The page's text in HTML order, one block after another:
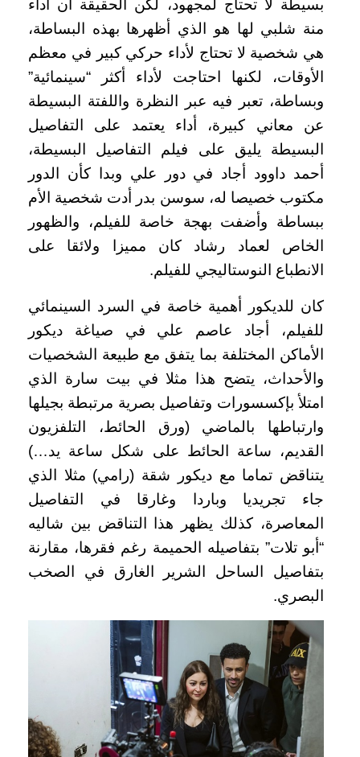
بسيطة لا تحتاج لمجهود، لكن الحقيقة أن أداء
منة شلبي لها هو الذي أظهرها بهذه البساطة،
هي شخصية لا تحتاج لأداء حركي كبير في معظم
الأوقات، لكنها احتاجت لأداء أكثر “سينمائية”
وبساطة، تعبر فيه عبر النظرة واللفتة البسيطة
عن معاني كبيرة، أداء يعتمد على التفاصيل
البسيطة يليق على فيلم التفاصيل البسيطة،
أحمد داوود أجاد في دور علي وبدا كأن الدور
مكتوب خصيصا له، سوسن بدر أدت شخصية الأم
ببساطة وأضفت بهجة خاصة للفيلم، والظهور
الخاص لعماد رشاد كان مميزا ولائقا على
الانطباع النوستاليجي للفيلم.
كان للديكور أهمية خاصة في السرد السينمائي
للفيلم، أجاد عاصم علي في صياغة ديكور
الأماكن المختلفة بما يتفق مع طبيعة الشخصيات
والأحداث، يتضح هذا مثلا في بيت سارة الذي
امتلأ بإكسسورات وتفاصيل بصرية مرتبطة بجيلها
وارتباطها بالماضي (ورق الحائط، التلفزيون
القديم، ساعة الحائط على شكل ساعة يد…)
يتناقض تماما مع ديكور شقة (رامي) مثلا الذي
جاء تجريديا وباردا وغارقا في التفاصيل
المعاصرة، كذلك يظهر هذا التناقض بين شاليه
“أبو تلات” بتفاصيله الحميمة رغم فقرها، مقارنة
بتفاصيل الساحل الشرير الغارق في الصخب
البصري.